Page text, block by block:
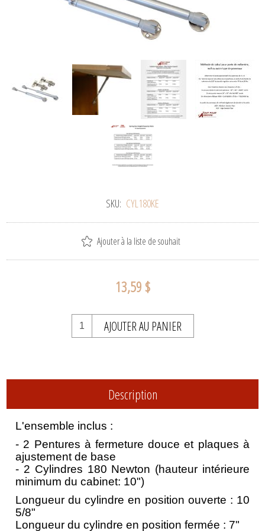
SKU: CYL180KE
Ajouter à la liste de souhait
13,59 $
AJOUTER AU PANIER
Description
L'ensemble inclus :
- 2 Pentures à fermeture douce et plaques à
ajustement de base
- 2 Cylindres 180 Newton (hauteur intérieure
minimum du cabinet: 10")
Longueur du cylindre en position ouverte : 10
5/8"
Longueur du cylindre en position fermée : 7"